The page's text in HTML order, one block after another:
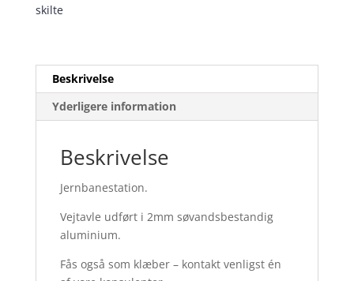
skilte
Beskrivelse
Yderligere information
Beskrivelse
Jernbanestation.
Vejtavle udført i 2mm søvandsbestandig
aluminium.
Fås også som klæber – kontakt venligst én